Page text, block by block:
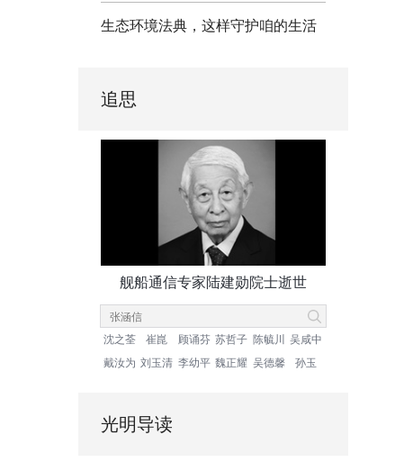
生态环境法典，这样守护咱的生活
追思
舰船通信专家陆建勋院士逝世
沈之荃 崔崑 顾诵芬 苏哲子 陈毓川
吴咸中
戴汝为 刘玉清 李幼平 魏正耀 吴德馨 孙玉
光明导读